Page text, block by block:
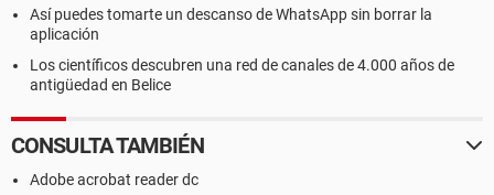
Así puedes tomarte un descanso de WhatsApp sin borrar la
aplicación
Los científicos descubren una red de canales de 4.000 años de
antigüedad en Belice
CONSULTA TAMBIÉN
Adobe acrobat reader dc